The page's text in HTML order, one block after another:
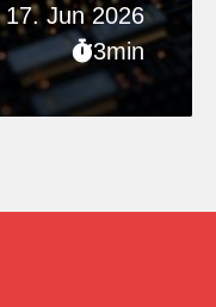
17. Jun 2026
3min